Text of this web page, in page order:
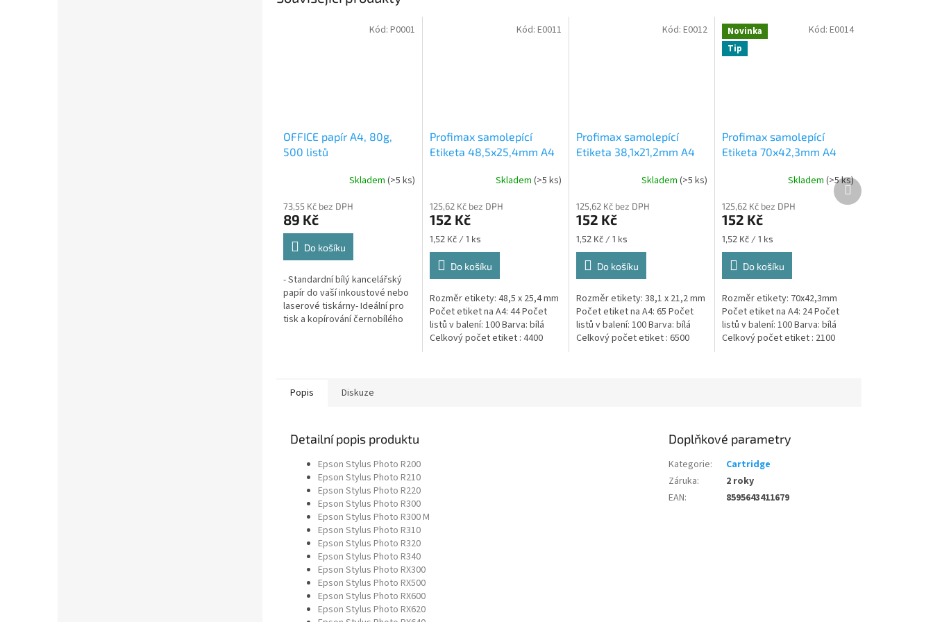
OFFICE papír A4, 80g,
500 listů
Skladem (>5 ks)
73,55 Kč bez DPH
89 Kč
Do košíku
- Standardní bílý kancelářský
papír do vaší inkoustové nebo
laserové tiskárny- Ideální pro
tisk a kopírování černobílého
Kód: P0001
Profimax samolepící
Etiketa 48,5x25,4mm A4
Profimax samolepící
listů v krabici
Skladem (>5 ks)
125,62 Kč bez DPH
152 Kč
Měrná
cena:
1,52 Kč / 1 ks
Do košíku
Rozměr etikety: 48,5 x 25,4 mm
Počet etiket na A4: 44 Počet
listů v balení: 100 Barva: bílá
Celkový počet etiket : 4400
Kód: E0011
Profimax samolepící
Etiketa 38,1x21,2mm A4
Skladem(>5 ks)
125,62 Kč bez DPH
152 Kč
Měrná
cena:
1,52 Kč / 1 ks
Do košíku
Rozměr etikety: 38,1 x 21,2 mm
Počet etiket na A4: 65 Počet
listů v balení: 100 Barva: bílá
Celkový počet etiket : 6500
Kód:E0012
Novinka
Tip
Profimax samolepící
Etiketa 70x42,3mm A4
Skladem (>5 ks)
125,62 Kč bez DPH
152 Kč
Měrná
cena:
1,52 Kč / 1 ks
Do košíku
Rozměr etikety: 70x42,3mm
Počet etiket na A4: 24 Počet
listů v balení: 100 Barva: bílá
Celkový počet etiket : 2100
Kód: E0014
Další
produkt
Popis Diskuze
Detailní popis produktu
Epson Stylus Photo R200
Epson Stylus Photo R210
Epson Stylus Photo R220
Epson Stylus Photo R300
Epson Stylus Photo R300 M
Epson Stylus Photo R310
Epson Stylus Photo R320
Epson Stylus Photo R340
Epson Stylus Photo RX300
Epson Stylus Photo RX500
Epson Stylus Photo RX600
Epson Stylus Photo RX620
Doplňkové parametry
Kategorie:
Cartridge
Záruka:
2 roky
EAN: 8595643411679